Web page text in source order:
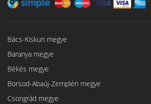
Bács-Kiskun megye
Baranya megye
Békés megye
Borsod-Abaúj-Zemplén megye
Csongrád megye